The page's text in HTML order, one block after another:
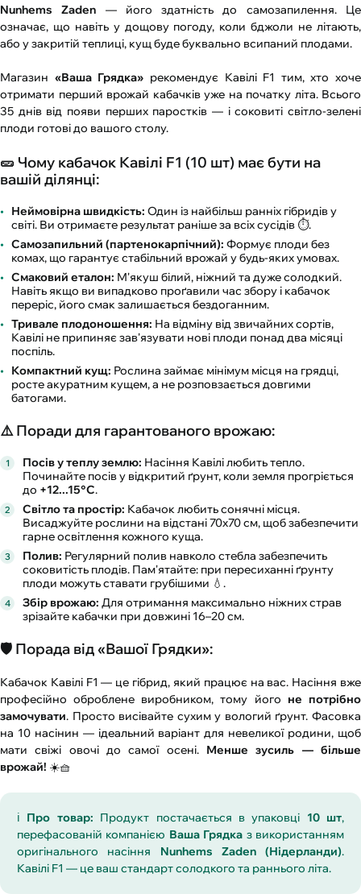
Nunhems Zaden — його здатність до самозапилення. Це
означає, що навіть у дощову погоду, коли бджоли не літають,
або у закритій теплиці, кущ буде буквально всипаний плодами.
Магазин «Ваша Грядка» рекомендує Кавілі F1 тим, хто хоче
отримати перший врожай кабачків уже на початку літа. Всього
35 днів від появи перших паростків — і соковиті світло-зелені
плоди готові до вашого столу.
🥒 Чому кабачок Кавілі F1 (10 шт) має бути на
вашій ділянці:
Неймовірна швидкість: Один із найбільш ранніх гібридів у
світі. Ви отримаєте результат раніше за всіх сусідів ⏱️.
Самозапильний (партенокарпічний): Формує плоди без
комах, що гарантує стабільний врожай у будь-яких умовах.
Смаковий еталон: М'якуш білий, ніжний та дуже солодкий.
Навіть якщо ви випадково проґавили час збору і кабачок
переріс, його смак залишається бездоганним.
Тривале плодоношення: На відміну від звичайних сортів,
Кавілі не припиняє зав'язувати нові плоди понад два місяці
поспіль.
Компактний кущ: Рослина займає мінімум місця на грядці,
росте акуратним кущем, а не розповзається довгими
батогами.
⚠️ Поради для гарантованого врожаю:
Посів у теплу землю: Насіння Кавілі любить тепло.
Починайте посів у відкритий ґрунт, коли земля прогріється
до +12...15°C.
Світло та простір: Кабачок любить сонячні місця.
Висаджуйте рослини на відстані 70х70 см, щоб забезпечити
гарне освітлення кожного куща.
Полив: Регулярний полив навколо стебла забезпечить
соковитість плодів. Пам'ятайте: при пересиханні ґрунту
плоди можуть ставати грубішими 💧.
Збір врожаю: Для отримання максимально ніжних страв
зрізайте кабачки при довжині 16–20 см.
🛡️ Порада від «Вашої Грядки»:
Кабачок Кавілі F1 — це гібрид, який працює на вас. Насіння вже
професійно оброблене виробником, тому його не потрібно
замочувати. Просто висівайте сухим у вологий ґрунт. Фасовка
на 10 насінин — ідеальний варіант для невеликої родини, щоб
мати свіжі овочі до самої осені. Менше зусиль — більше
врожай! ☀️🧺
ℹ️ Про товар: Продукт постачається в упаковці 10 шт,
перефасованій компанією Ваша Грядка з використанням
оригінального насіння Nunhems Zaden (Нідерланди).
Кавілі F1 — це ваш стандарт солодкого та раннього літа.